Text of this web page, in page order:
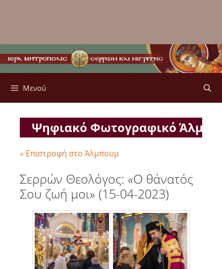
Μενού
Ψηφιακό Φωτογραφικό
« Επιστροφή στο Άλμπουμ
Σερρών Θεολόγος: «Ο θάνατός
Σου ζωή μοι» (15-04-2023)